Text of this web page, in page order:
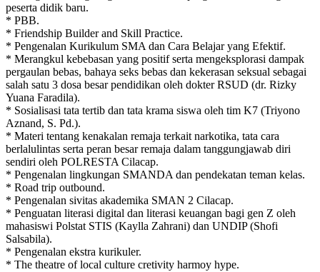
peserta didik baru.
* PBB.
* Friendship Builder and Skill Practice.
* Pengenalan Kurikulum SMA dan Cara Belajar yang Efektif.
* Merangkul kebebasan yang positif serta mengeksplorasi dampak
pergaulan bebas, bahaya seks bebas dan kekerasan seksual sebagai
salah satu 3 dosa besar pendidikan oleh dokter RSUD (dr. Rizky
Yuana Faradila).
* Sosialisasi tata tertib dan tata krama siswa oleh tim K7 (Triyono
Aznand, S. Pd.).
* Materi tentang kenakalan remaja terkait narkotika, tata cara
berlalulintas serta peran besar remaja dalam tanggungjawab diri
sendiri oleh POLRESTA Cilacap.
* Pengenalan lingkungan SMANDA dan pendekatan teman kelas.
* Road trip outbound.
* Pengenalan sivitas akademika SMAN 2 Cilacap.
* Penguatan literasi digital dan literasi keuangan bagi gen Z oleh
mahasiswi Polstat STIS (Kaylla Zahrani) dan UNDIP (Shofi
Salsabila).
* Pengenalan ekstra kurikuler.
* The theatre of local culture cretivity harmoy hype.